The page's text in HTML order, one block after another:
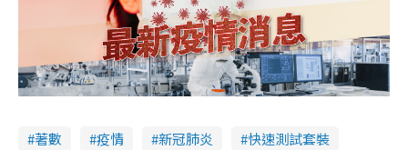
著數 疫情 新冠肺炎
快速測試套裝